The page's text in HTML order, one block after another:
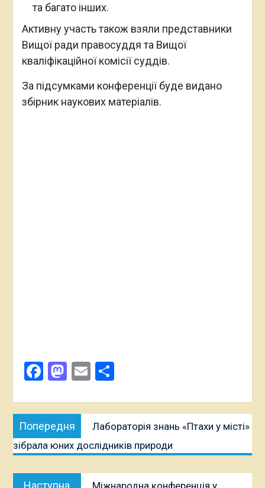
та багато інших.
Активну участь також взяли представники
Вищої ради правосуддя та Вищої
кваліфікаційної комісії суддів.
За підсумками конференції буде видано
збірник наукових матеріалів.
Facebook
Mastodon
EmailПоділитися
Навігація
записів
Попередня
Попередня
публікація:
Лабораторія знань «Птахи у місті»
зібрала юних дослідників природи
Наступна Міжнародна конференція у